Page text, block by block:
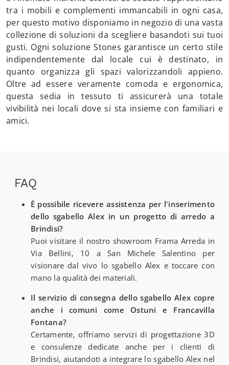
tra i mobili e complementi immancabili in ogni casa,
per questo motivo disponiamo in negozio di una vasta
collezione di soluzioni da scegliere basandoti sui tuoi
gusti. Ogni soluzione Stones garantisce un certo stile
indipendentemente dal locale cui è destinato, in
quanto organizza gli spazi valorizzandoli appieno.
Oltre ad essere veramente comoda e ergonomica,
questa sedia in tessuto ti assicurerà una totale
vivibilità nei locali dove si sta insieme con familiari e
amici.
FAQ
È possibile ricevere assistenza per l'inserimento
dello sgabello Alex in un progetto di arredo a
Brindisi?
Puoi visitare il nostro showroom Frama Arreda in
Via Bellini, 10 a San Michele Salentino per
visionare dal vivo lo sgabello Alex e toccare con
mano la qualità dei materiali.
Il servizio di consegna dello sgabello Alex copre
anche i comuni come Ostuni e Francavilla
Fontana?
Certamente, offriamo servizi di progettazione 3D
e consulenze dedicate anche per i clienti di
Brindisi, aiutandoti a integrare lo sgabello Alex nel